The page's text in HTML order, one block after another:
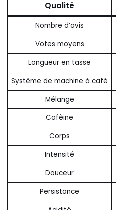
Qualité
Nombre d’avis
Votes moyens
Longueur en tasse
Système de machine à café
Mélange
Cafèine
Corps
Intensité
Douceur
Persistance